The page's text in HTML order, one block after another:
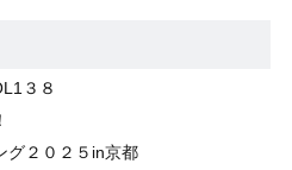
３８
グ２０２５in京都